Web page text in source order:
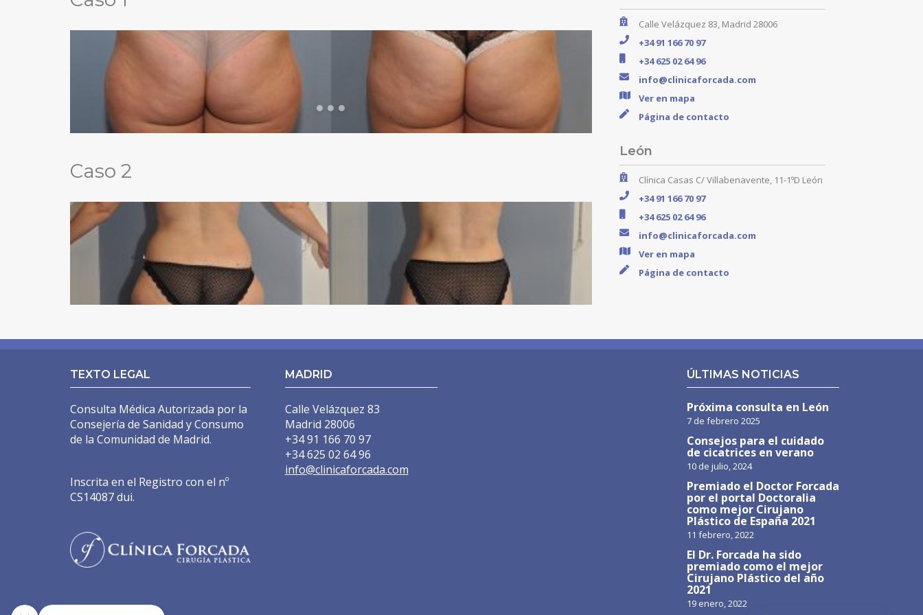
RINOPLASTIA ULTRASÓNICA
OREJAS (OTOPLASTIA)
IMPLANTES FACIALES
BOLA DE BICHAT
CIRUGÍA MAMARIA
ARMONIZACIÓN DE PECHO MÍA® FEMTECH™
AUMENTO DE PECHO
AUMENTO DE PECHO VÍA AXILAR
MASTOPEXIA (REDUCCIÓN MAMARIA SIN PRÓTESIS)
MAMA TUBEROSA
IMPLANTES PECTORALES HOMBRE
CIRUGÍA CORPORAL
LIPOSUCCIÓN EN MADRID
Caso 2
Calle Velázquez 83, Madrid 28006
+34 91 166 70 97
+34 625 02 64 96
info@clinicaforcada.com
Ver en mapa
Página de contacto
León
Clínica Casas C/ Villabenavente, 11-1ºD León
+34 91 166 70 97
+34 625 02 64 96
info@clinicaforcada.com
Ver en mapa
Página de contacto
TEXTO LEGAL
Consulta Médica Autorizada por la
Consejería de Sanidad y Consumo
de la Comunidad de Madrid.
Inscrita en el Registro con el nº
CS14087 dui.
MADRID
Calle Velázquez 83
Madrid 28006
+34 91 166 70 97
+34 625 02 64 96
info@clinicaforcada.com
ÚLTIMAS NOTICIAS
Próxima consulta en León
7 de febrero 2025
Consejos para el cuidado
de cicatrices en verano
10 de julio, 2024
Premiado el Doctor Forcada
por el portal Doctoralia
como mejor Cirujano
Plástico de España 2021
11 febrero, 2022
El Dr. Forcada ha sido
premiado como el mejor
Cirujano Plástico del año
2021
19 enero, 2022